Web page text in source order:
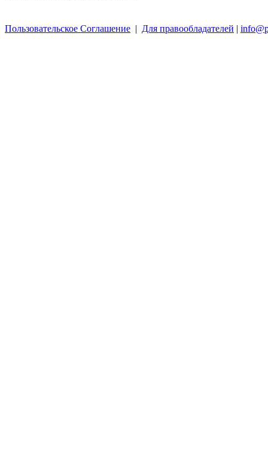
Пользовательское Соглашение | Для правообладателей |